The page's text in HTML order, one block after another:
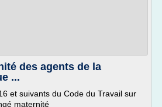
des agents de la
...
et suivants du Code du Travail sur
maternité